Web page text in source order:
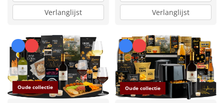
Verlanglijst
Verlanglijst
Oude collectie Oude collectie